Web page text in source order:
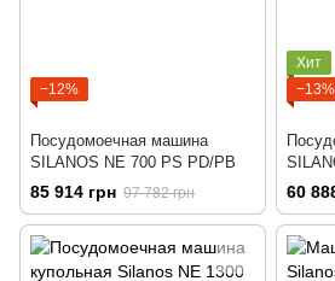
−12%
Посудомоечная машина
SILANOS NE 700 PS PD/PB
85 914 грн 97 782 грн
Хит
−13%
60